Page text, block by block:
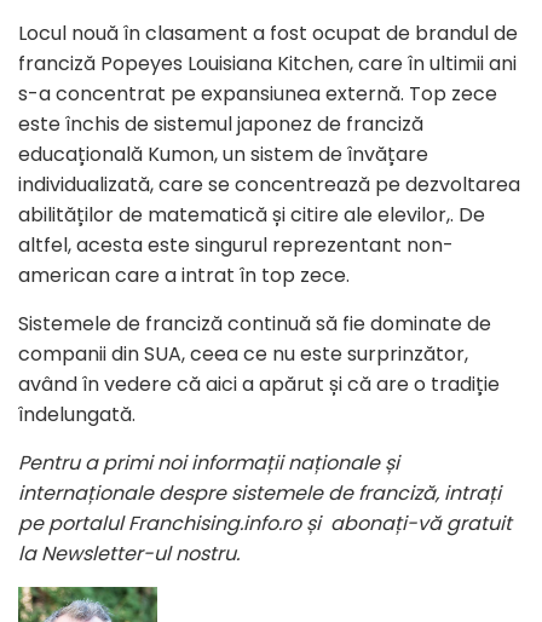
Locul nouă în clasament a fost ocupat de brandul de
franciză Popeyes Louisiana Kitchen, care în ultimii ani
s-a concentrat pe expansiunea externă. Top zece
este închis de sistemul japonez de franciză
educațională Kumon, un sistem de învățare
individualizată, care se concentrează pe dezvoltarea
abilităților de matematică și citire ale elevilor,. De
altfel, acesta este singurul reprezentant non-
american care a intrat în top zece.
Sistemele de franciză continuă să fie dominate de
companii din SUA, ceea ce nu este surprinzător,
având în vedere că aici a apărut și că are o tradiție
îndelungată.
Pentru a primi noi informații naționale și
internaționale despre sistemele de franciză, intrați
pe portalul Franchising.info.ro și abonați-vă gratuit
la Newsletter-ul nostru.